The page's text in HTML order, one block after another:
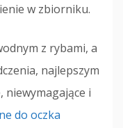
w zbiorniku.
z rybami, a
najlepszym
i
do oczka